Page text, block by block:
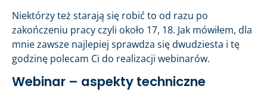
Niektórzy też starają się robić to od razu po
zakończeniu pracy czyli około 17, 18. Jak mówiłem, dla
mnie zawsze najlepiej sprawdza się dwudziesta i tę
godzinę polecam Ci do realizacji webinarów.
Webinar – aspekty techniczne